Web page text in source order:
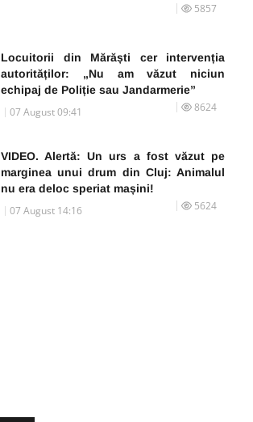
5857
Locuitorii din Mărăști cer intervenția
autorităților: „Nu am văzut niciun
echipaj de Poliție sau Jandarmerie”
07 August 09:41 8624
VIDEO. Alertă: Un urs a fost văzut pe
marginea unui drum din Cluj: Animalul
nu era deloc speriat mașini!
07 August 14:16 5624